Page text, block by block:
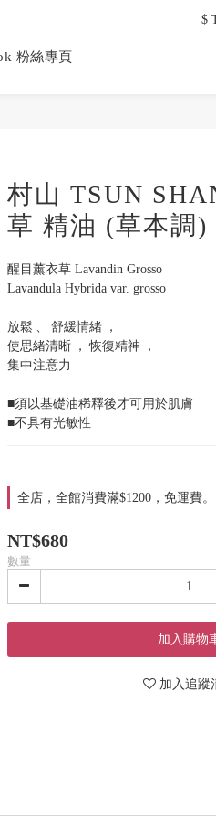
粉絲專頁
$
村山 TSUN
草 精油 (草本調)
醒目薰衣草 Lavandin Grosso
Lavandula Hybrida var. grosso
放鬆 、 舒緩情緒 ，
使思緒清晰 ， 恢復精神 ，
集中注意力
■須以基礎油稀釋後才可用於肌膚
■不具有光敏性
全店，全館消費滿$1200，免運費。
NT$680
數量
加入購物
加入追蹤